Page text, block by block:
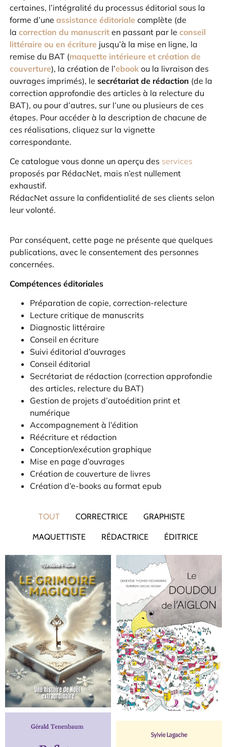
certaines, l’intégralité du processus éditorial sous la
forme d’une assistance éditoriale complète (de
la correction du manuscriten passant par le conseil
littéraire ou en écriture jusqu’à la mise en ligne, la
remise du BAT (maquette intérieure et création de
couverture), la création de l’ebookou la livraison des
ouvrages imprimés), le secrétariat de rédaction (de la
correction approfondie des articles à la relecture du
BAT), ou pour d’autres, sur l’une ou plusieurs de ces
étapes. Pour accéder à la description de chacune de
ces réalisations, cliquez sur la vignette
correspondante.
Ce catalogue vous donne un aperçu des services
proposés par RédacNet, mais n’est nullement
exhaustif.
RédacNet assure la confidentialité de ses clients selon
leur volonté.
Par conséquent, cette page ne présente que quelques
publications, avec le consentement des personnes
concernées.
Compétences éditoriales
Préparation de copie, correction-relecture
Lecture critique de manuscrits
Diagnostic littéraire
Conseil en écriture
Suivi éditorial d’ouvrages
Conseil éditorial
Secrétariat de rédaction (correction approfondie
des articles, relecture du BAT)
Gestion de projets d’autoédition print et
numérique
Accompagnement à l’édition
Réécriture et rédaction
Conception/exécution graphique
Mise en page d’ouvrages
Création de couverture de livres
Création d’e-books au format epub
TOUT CORRECTRICE GRAPHISTE
MAQUETTISTE RÉDACTRICE ÉDITRICE